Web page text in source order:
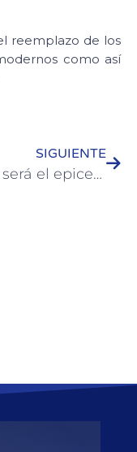
reemplazo de los
como así
SIGUIENTE
Colón será el epicentro de un nuevo encuentro de Juegos de Mesa Modernos